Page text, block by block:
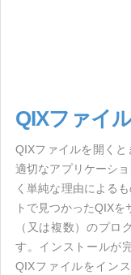
QIXファイ
QIXファイルを開く
適切なアプリケーシ
く単純な理由による
トで見つかったQIX
（又は複数）のプロ
す。インストールが
QIXファイルをイン